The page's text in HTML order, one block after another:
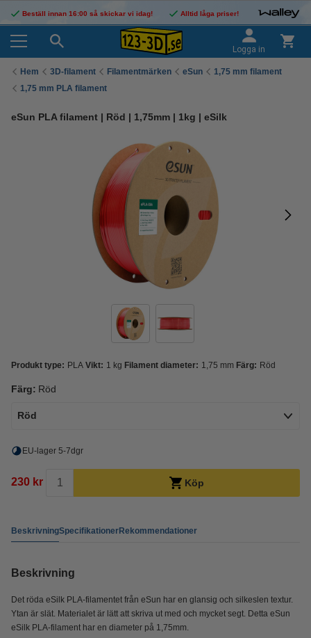
Beställ innan 16:00 så skickar vi idag! Alltid låga priser!
Logga in
Hem 3D-filament Filamentmärken eSun
1,75 mm filament
1,75 mm PLA filament
eSun PLA filament | Röd | 1,75mm | 1kg | eSilk
Produkt type: PLA Vikt: 1 kg Filament diameter: 1,75 mm Färg: Röd
Färg: Röd
Röd
EU-lager 5-7dgr
230 kr Köp
BeskrivningSpecifikationerRekommendationer
Beskrivning
Det röda eSilk PLA-filamentet från eSun har en glansig och silkeslen textur.
Ytan är slät. Materialet är lätt att skriva ut med och mycket segt. Detta eSun
eSilk PLA-filament har en diameter på 1,75mm.